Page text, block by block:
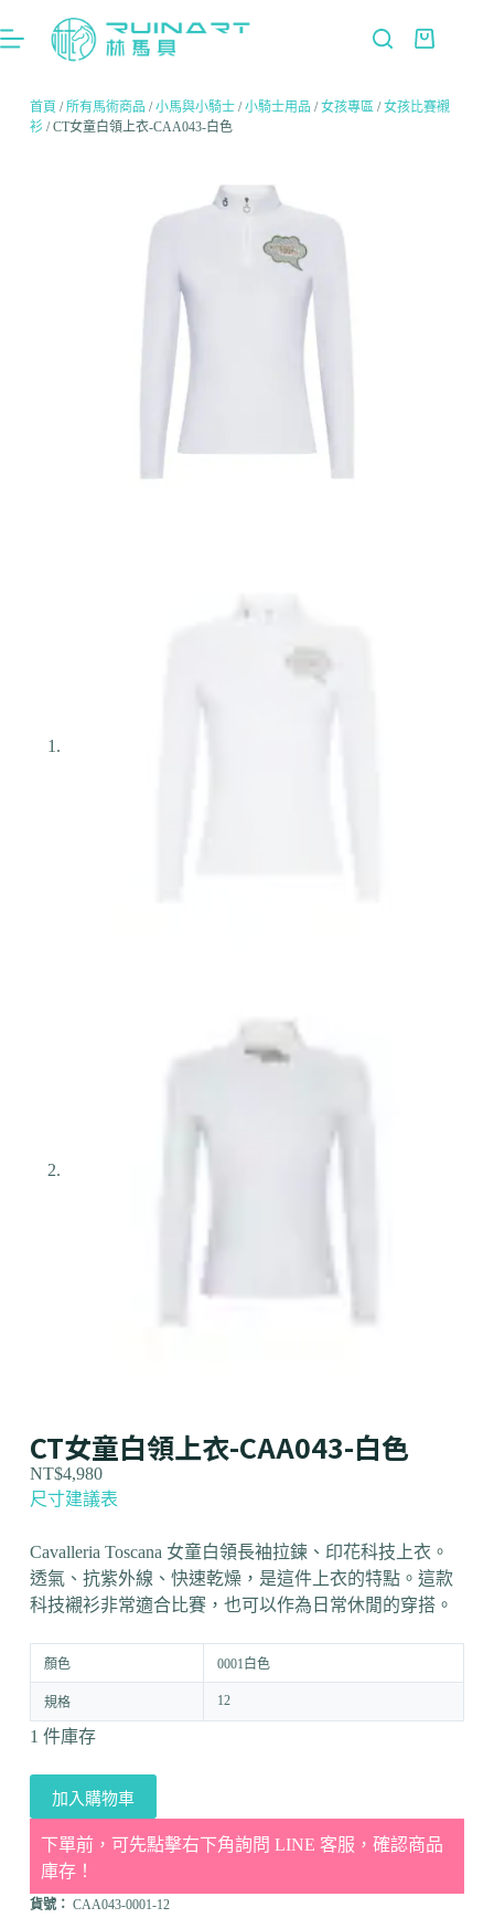
首頁 /所有馬術商品 /小馬與小騎士/小騎士用品 /女孩專區/女孩比賽襯
衫/ CT女童白領上衣-CAA043-白色
CT女童白領上衣-CAA043-白色
NT$4,980
尺寸建議表
Cavalleria Toscana 女童白領長袖拉鍊、印花科技上衣。
透氣、抗紫外線、快速乾燥，是這件上衣的特點。 這款
科技襯衫非常適合比賽，也可以作為日常休閒的穿搭。
顏色 0001白色
規格 12
1 件庫存
加入購物車
下單前，可先點擊右下角詢問 LINE 客服，確認商品
庫存！
貨號： CAA043-0001-12